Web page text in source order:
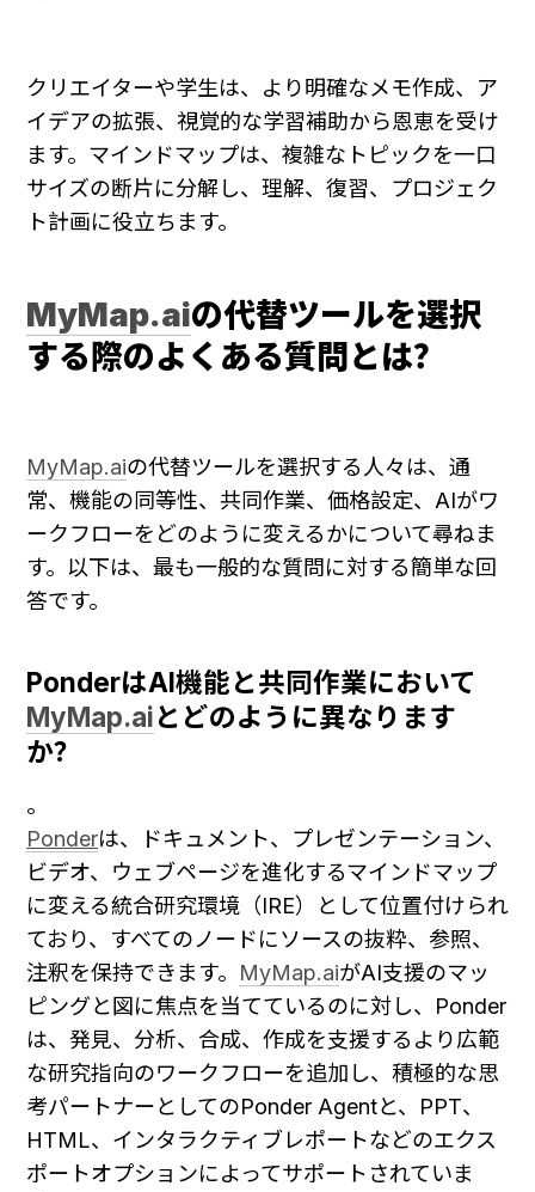
クリエイターや学生は、より明確なメモ作成、ア
イデアの拡張、視覚的な学習補助から恩恵を受け
ます。マインドマップは、複雑なトピックを一口
サイズの断片に分解し、理解、復習、プロジェク
ト計画に役立ちます。
MyMap.aiの代替ツールを選択
する際のよくある質問とは？
MyMap.aiの代替ツールを選択する人々は、通
常、機能の同等性、共同作業、価格設定、AIがワ
ークフローをどのように変えるかについて尋ねま
す。以下は、最も一般的な質問に対する簡単な回
答です。
PonderはAI機能と共同作業において
MyMap.aiとどのように異なります
か？
。
Ponderは、ドキュメント、プレゼンテーション、
ビデオ、ウェブページを進化するマインドマップ
に変える統合研究環境（IRE）として位置付けられ
ており、すべてのノードにソースの抜粋、参照、
注釈を保持できます。 MyMap.aiがAI支援のマッ
ピングと図に焦点を当てているのに対し、Ponder
は、発見、分析、合成、作成を支援するより広範
な研究指向のワークフローを追加し、積極的な思
考パートナーとしてのPonder Agentと、PPT、
HTML、インタラクティブレポートなどのエクス
ポートオプションによってサポートされていま